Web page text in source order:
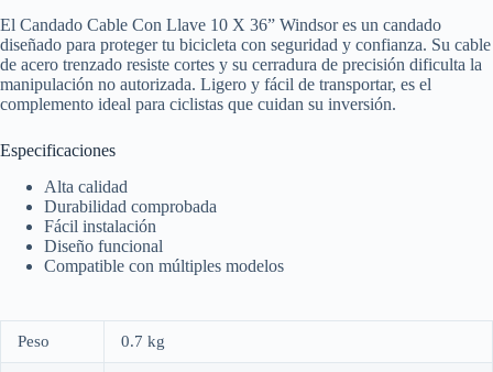
El Candado Cable Con Llave 10 X 36” Windsor es un candado
diseñado para proteger tu bicicleta con seguridad y confianza. Su cable
de acero trenzado resiste cortes y su cerradura de precisión dificulta la
manipulación no autorizada. Ligero y fácil de transportar, es el
complemento ideal para ciclistas que cuidan su inversión.
Especificaciones
Alta calidad
Durabilidad comprobada
Fácil instalación
Diseño funcional
Compatible con múltiples modelos
Peso 0.7 kg